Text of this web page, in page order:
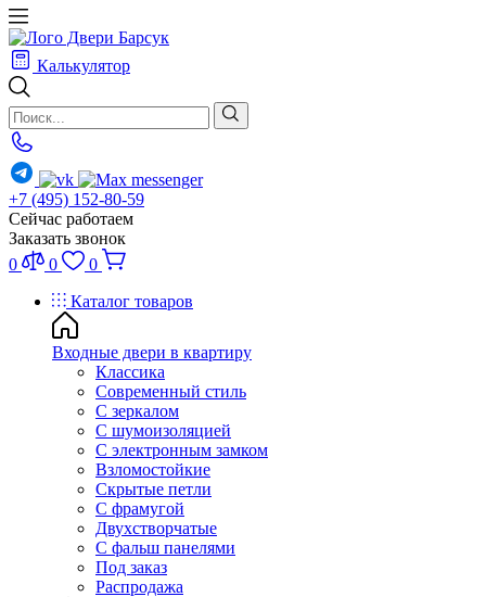
Калькулятор
+7 (495) 152-80-59
Сейчас работаем
Заказать звонок
0
0
0
Каталог товаров
Входные двери в квартиру
Классика
Современный стиль
С зеркалом
С шумоизоляцией
С электронным замком
Взломостойкие
Скрытые петли
С фрамугой
Двухстворчатые
С фальш панелями
Под заказ
Распродажа